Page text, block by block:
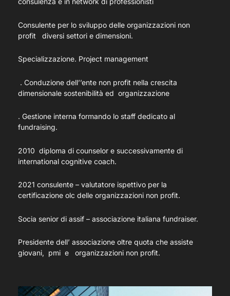
Consulente per lo sviluppo delle organizzazioni non
profit diversi settori e dimensioni.
Specializzazione. Project management
. Conduzione dell’’ente non profit nella crescita
dimensionale sostenibilità ed organizzazione
. Gestione interna formando lo staff dedicato al
fundraising.
2010 diploma di counselor e successivamente di
international cognitive coach.
2021 consulente – valutatore ispettivo per la
certificazione olc delle organizzazioni non profit.
Socia senior di assif – associazione italiana fundraiser.
Presidente dell’ associazione oltre quota che assiste
giovani, pmi e organizzazioni non profit.